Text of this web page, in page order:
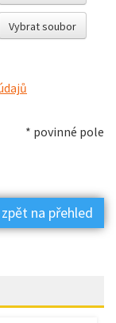
Vybrat soubor
* povinné pole
zpět na přehled